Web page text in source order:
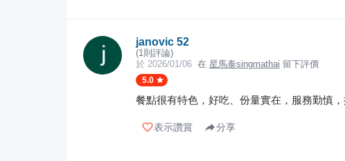
janovic 52
(1 則評論)
於 2026/01/06 在 星馬泰singmathai 留下評價
5.0
餐點很有特色，好吃、份量實在，服務勤慎，
表示讚賞 分享